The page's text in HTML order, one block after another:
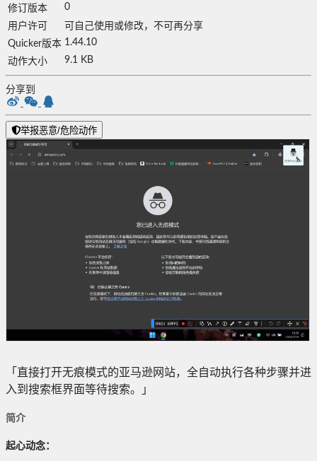
修订版本
0
用户许可
可自己使用或修改，不可再分享
Quicker版本 1.44.10
动作大小
9.1 KB
分享到
举报恶意/危险动作
「直接打开无痕模式的亚马逊网站，全自动执行各种步骤并进
入到搜索框界面等待搜索。」
简介
起心动念：